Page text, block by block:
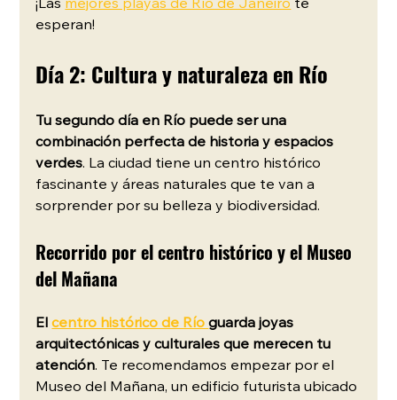
¡Las mejores playas de Río de Janeiro te
esperan!
Día 2: Cultura y naturaleza en Río
Tu segundo día en Río puede ser una
combinación perfecta de historia y espacios
verdes. La ciudad tiene un centro histórico
fascinante y áreas naturales que te van a
sorprender por su belleza y biodiversidad.
Recorrido por el centro histórico y el Museo
del Mañana
El centro histórico de Río guarda joyas
arquitectónicas y culturales que merecen tu
atención. Te recomendamos empezar por el
Museo del Mañana, un edificio futurista ubicado